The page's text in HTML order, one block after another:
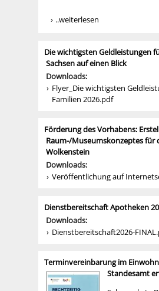
..weiterlesen
Die wichtigsten Geldleistungen
Sachsen auf einen Blick
Downloads:
Flyer_Die wichtigsten
Familien 2026.pdf
Förderung des Vorhabens:
Raum-/Museumskonzeptes für
Wolkenstein
Downloads:
Veröffentlichung auf
Dienstbereitschaft Apotheken
Downloads:
Dienstbereitschaft2026-
Terminvereinbarung im
Standesamt